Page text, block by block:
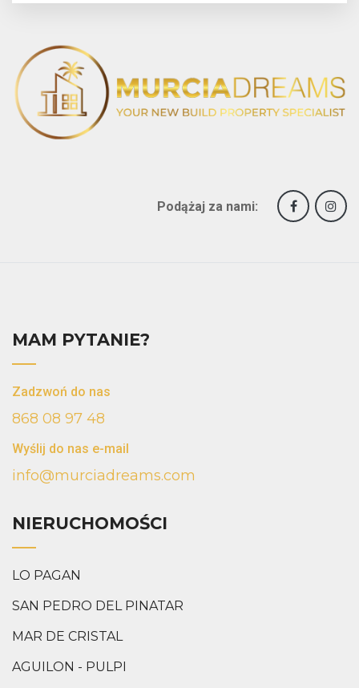
Podążaj za nami:
MAM PYTANIE?
Zadzwoń do nas
868 08 97 48
Wyślij do nas e-mail
info@murciadreams.com
NIERUCHOMOŚCI
LO PAGAN
SAN PEDRO DEL PINATAR
MAR DE CRISTAL
AGUILON - PULPI